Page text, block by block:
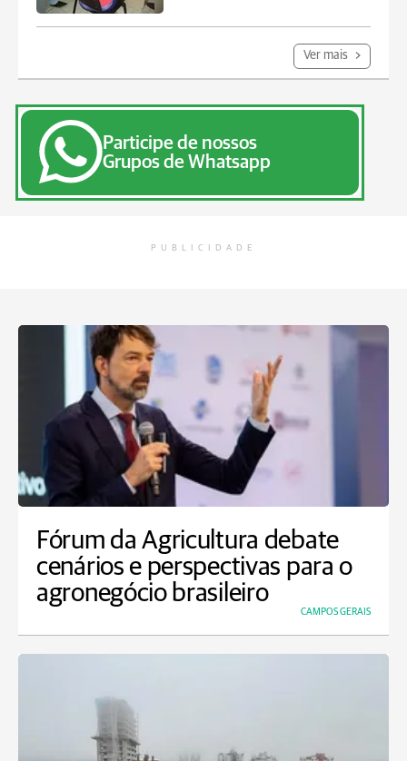
Ver mais
Participe de nossos
Grupos de Whatsapp
PUBLICIDADE
Fórum da Agricultura debate
cenários e perspectivas para o
agronegócio brasileiro
CAMPOS GERAIS